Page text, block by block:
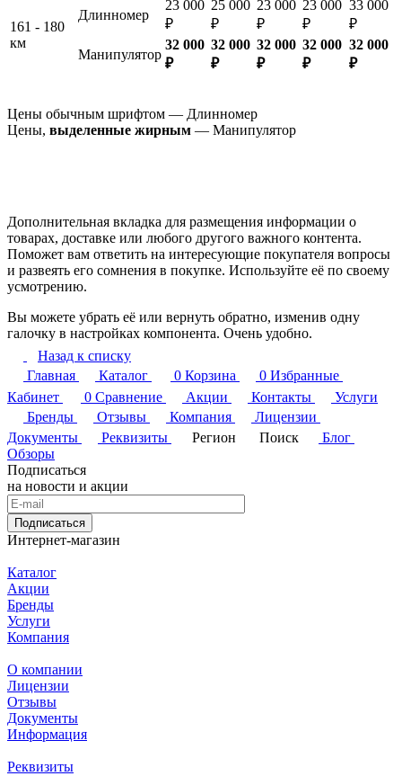
161 - 180
км
Длинномер
23 000
₽
25 000
₽
23 000
₽
23 000
₽
33 000
₽
Манипулятор
32 000
₽
32 000
₽
32 000
₽
32 000
₽
32 000
₽
Цены обычным шрифтом — Длинномер
Цены, выделенные жирным — Манипулятор
Дополнительная вкладка для размещения информации о
товарах, доставке или любого другого важного контента.
Поможет вам ответить на интересующие покупателя вопросы
и развеять его сомнения в покупке. Используйте её по своему
усмотрению.
Вы можете убрать её или вернуть обратно, изменив одну
галочку в настройках компонента. Очень удобно.
Назад к списку
Главная
Каталог 0 Корзина 0 Избранные
Кабинет
0 Сравнение Акции Контакты
Услуги
Бренды
Отзывы Компания
Лицензии
Документы
Реквизиты Регион Поиск
Блог
Обзоры
Подписаться
на новости и акции
Подписаться
Интернет-магазин
Каталог
Акции
Бренды
Услуги
Компания
О компании
Лицензии
Отзывы
Документы
Информация
Реквизиты